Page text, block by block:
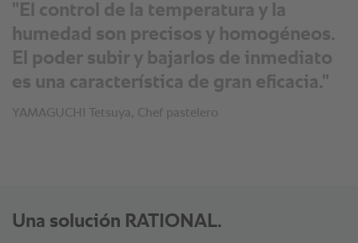
"El control de la temperatura y la
humedad son precisos y homogéneos.
El poder subir y bajarlos de inmediato
es una característica de gran eficacia."
YAMAGUCHI Tetsuya, Chef pastelero
Una solución RATIONAL.